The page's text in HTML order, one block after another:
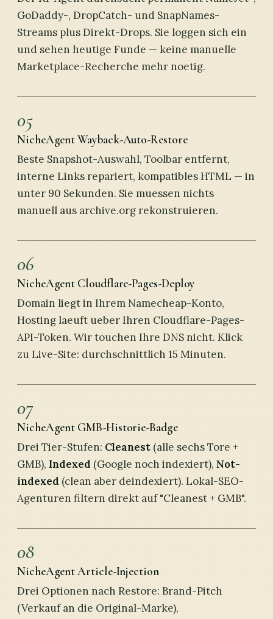
GoDaddy-, DropCatch- und SnapNames-
Streams plus Direkt-Drops. Sie loggen sich ein
und sehen heutige Funde — keine manuelle
Marketplace-Recherche mehr noetig.
05
NicheAgent Wayback-Auto-Restore
Beste Snapshot-Auswahl, Toolbar entfernt,
interne Links repariert, kompatibles HTML — in
unter 90 Sekunden. Sie muessen nichts
manuell aus archive.org rekonstruieren.
06
NicheAgent Cloudflare-Pages-Deploy
Domain liegt in Ihrem Namecheap-Konto,
Hosting laeuft ueber Ihren Cloudflare-Pages-
API-Token. Wir touchen Ihre DNS nicht. Klick
zu Live-Site: durchschnittlich 15 Minuten.
07
NicheAgent GMB-Historie-Badge
Drei Tier-Stufen: Cleanest (alle sechs Tore +
GMB), Indexed (Google noch indexiert), Not-
indexed (clean aber deindexiert). Lokal-SEO-
Agenturen filtern direkt auf "Cleanest + GMB".
08
NicheAgent Article-Injection
Drei Optionen nach Restore: Brand-Pitch
(Verkauf an die Original-Marke),